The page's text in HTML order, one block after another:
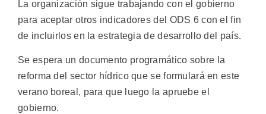
La organización sigue trabajando con el gobierno
para aceptar otros indicadores del ODS 6 con el fin
de incluirlos en la estrategia de desarrollo del país.
Se espera un documento programático sobre la
reforma del sector hídrico que se formulará en este
verano boreal, para que luego la apruebe el
gobierno.